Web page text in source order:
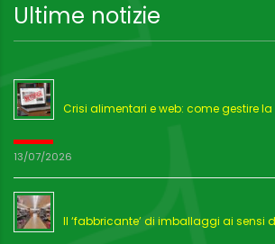
Ultime notizie
Crisi alimentari e web: come gestire
13/07/2026
Il ‘fabbricante’ di imballaggi ai sensi